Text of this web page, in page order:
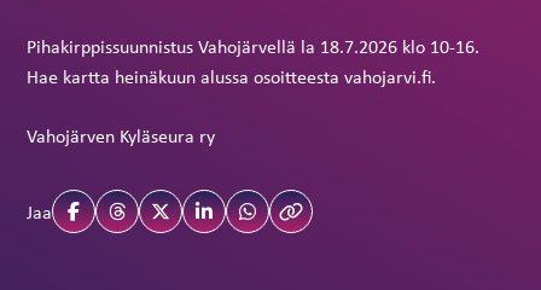
Pihakirppissuunnistus Vahojärvellä la 18.7.2026 klo 10-16.
Hae kartta heinäkuun alussa osoitteesta vahojarvi.fi.
Vahojärven Kyläseura ry
Jaa